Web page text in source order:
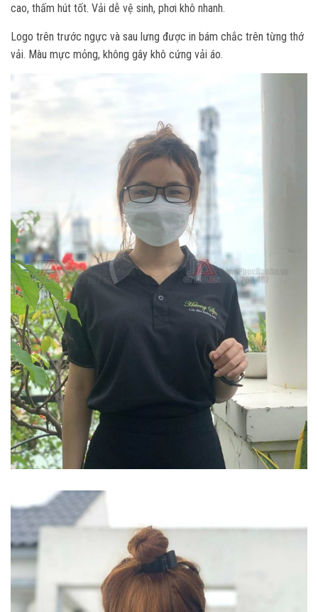
cao, thấm hút tốt. Vải dễ vệ sinh, phơi khô nhanh.
Logo trên trước ngực và sau lưng được in bám chắc trên từng thớ
vải. Màu mực mỏng, không gây khô cứng vải áo.